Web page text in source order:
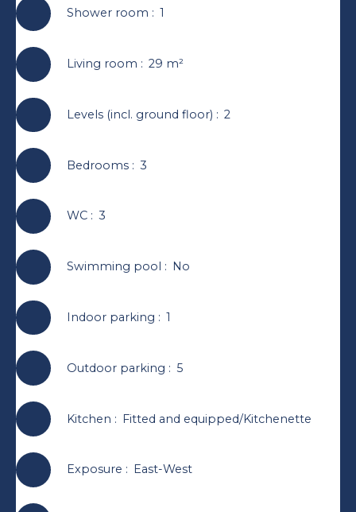
Shower room : 1
Living room : 29 m²
Levels (incl. ground floor) : 2
Bedrooms: 3
WC: 3
Swimming pool : No
Indoor parking : 1
Outdoor parking : 5
Kitchen : Fitted and equipped/Kitchenette
Exposure : East-West